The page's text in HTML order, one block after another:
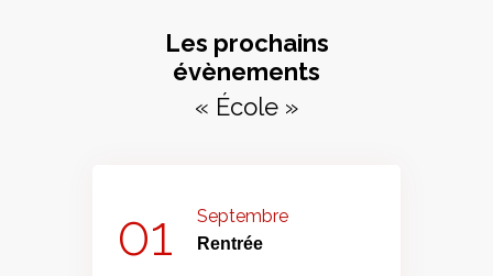
Les prochains
évènements
« École »
01 Septembre
Rentrée